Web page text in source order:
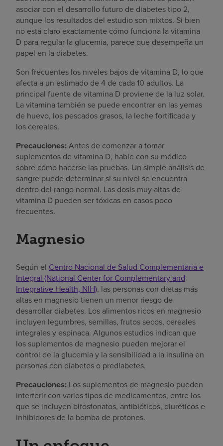
asociar con el desarrollo futuro de diabetes tipo 2,
aunque los resultados del estudio son mixtos. Si bien
no está claro exactamente cómo funciona la vitamina
D para regular la glucemia, parece que desempeña un
papel en la diabetes.
Son frecuentes los niveles bajos de vitamina D, lo que
afecta a un estimado de 4 de cada 10 adultos. La
principal fuente de vitamina D proviene de la luz solar.
La vitamina también se puede encontrar en las yemas
de huevo, los pescados grasos, la leche fortificada y
los cereales.
Precauciones: Antes de comenzar a tomar
suplementos de vitamina D, hable con su médico
sobre cómo hacerse las pruebas. Un simple análisis de
sangre puede determinar si su nivel se encuentra
dentro del rango normal. Las dosis muy altas de
vitamina D pueden ser tóxicas en casos poco
frecuentes.
Magnesio
Según el Centro Nacional de Salud Complementaria e
Integral (National Center for Complementary and
Integrative Health, NIH), las personas con dietas más
altas en magnesio tienen un menor riesgo de
desarrollar diabetes. Los alimentos ricos en magnesio
incluyen legumbres, semillas, frutos secos, cereales
integrales y espinaca. Algunos estudios indican que
los suplementos de magnesio pueden mejorar el
control de la glucemia y la sensibilidad a la insulina en
personas con diabetes o prediabetes.
Precauciones: Los suplementos de magnesio pueden
interferir con varios tipos de medicamentos, entre los
que se incluyen bifosfonatos, antibióticos, diuréticos e
inhibidores de la bomba de protones.